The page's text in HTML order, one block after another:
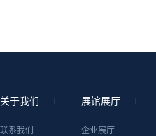
关于我们
联系我们
展馆展厅
企业展厅